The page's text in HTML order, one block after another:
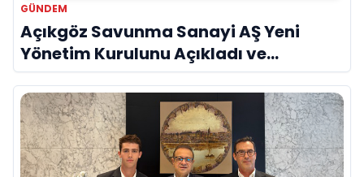
GÜNDEM
Açıkgöz Savunma Sanayi AŞ Yeni
Yönetim Kurulunu Açıkladı ve
Savunma Sanayinde Küresel Vizyon
Vurgusu